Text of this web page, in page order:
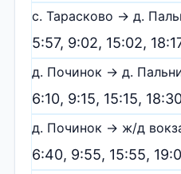
с. Тарасково → д.
5:57, 9:02, 15:02,
д. Починок → д.
6:10, 9:15, 15:15,
д. Починок → ж/д
6:40, 9:55, 15:55,